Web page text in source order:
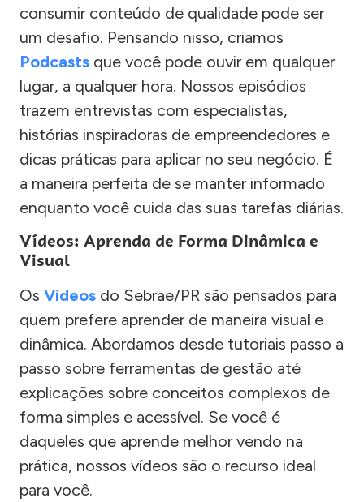
consumir conteúdo de qualidade pode ser
um desafio. Pensando nisso, criamos
Podcasts que você pode ouvir em qualquer
lugar, a qualquer hora. Nossos episódios
trazem entrevistas com especialistas,
histórias inspiradoras de empreendedores e
dicas práticas para aplicar no seu negócio. É
a maneira perfeita de se manter informado
enquanto você cuida das suas tarefas diárias.
Vídeos: Aprenda de Forma Dinâmica e
Visual
Os Vídeos do Sebrae/PR são pensados para
quem prefere aprender de maneira visual e
dinâmica. Abordamos desde tutoriais passo a
passo sobre ferramentas de gestão até
explicações sobre conceitos complexos de
forma simples e acessível. Se você é
daqueles que aprende melhor vendo na
prática, nossos vídeos são o recurso ideal
para você.